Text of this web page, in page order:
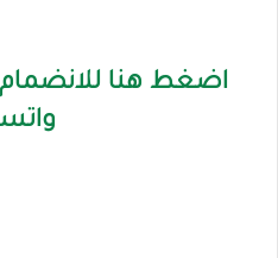
اضغط هنا